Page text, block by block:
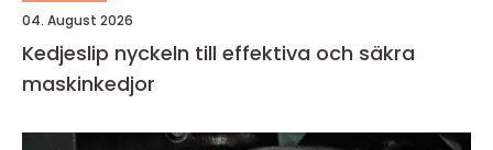
04. August 2026
Kedjeslip nyckeln till effektiva och säkra
maskinkedjor